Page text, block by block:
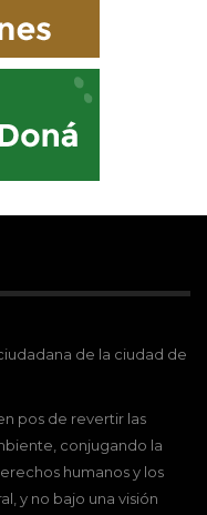
de la ciudad de
pos de revertir las
conjugando la
humanos y los
y no bajo una visión